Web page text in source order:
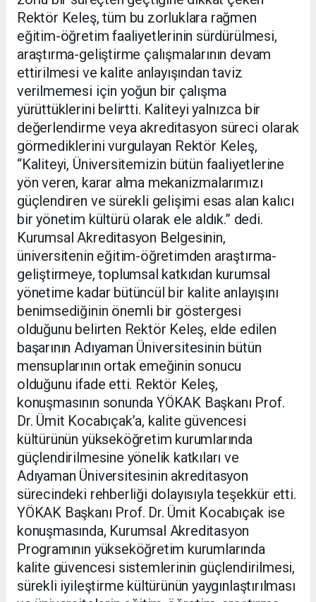
Rektör Keleş, tüm bu zorluklara rağmen
eğitim-öğretim faaliyetlerinin sürdürülmesi,
araştırma-geliştirme çalışmalarının devam
ettirilmesi ve kalite anlayışından taviz
verilmemesi için yoğun bir çalışma
yürüttüklerini belirtti. Kaliteyi yalnızca bir
değerlendirme veya akreditasyon süreci olarak
görmediklerini vurgulayan Rektör Keleş,
“Kaliteyi, Üniversitemizin bütün faaliyetlerine
yön veren, karar alma mekanizmalarımızı
güçlendiren ve sürekli gelişimi esas alan kalıcı
bir yönetim kültürü olarak ele aldık.” dedi.
Kurumsal Akreditasyon Belgesinin,
üniversitenin eğitim-öğretimden araştırma-
geliştirmeye, toplumsal katkıdan kurumsal
yönetime kadar bütüncül bir kalite anlayışını
benimsediğinin önemli bir göstergesi
olduğunu belirten Rektör Keleş, elde edilen
başarının Adıyaman Üniversitesinin bütün
mensuplarının ortak emeğinin sonucu
olduğunu ifade etti. Rektör Keleş,
konuşmasının sonunda YÖKAK Başkanı Prof.
Dr. Ümit Kocabıçak’a, kalite güvencesi
kültürünün yükseköğretim kurumlarında
güçlendirilmesine yönelik katkıları ve
Adıyaman Üniversitesinin akreditasyon
sürecindeki rehberliği dolayısıyla teşekkür etti.
YÖKAK Başkanı Prof. Dr. Ümit Kocabıçak ise
konuşmasında, Kurumsal Akreditasyon
Programının yükseköğretim kurumlarında
kalite güvencesi sistemlerinin güçlendirilmesi,
sürekli iyileştirme kültürünün yaygınlaştırılması